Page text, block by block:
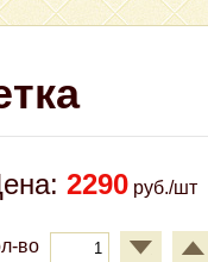
2290 руб./шт
во